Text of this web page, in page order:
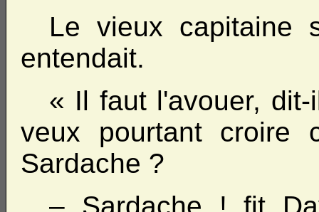
Le vieux capitaine
entendait.
« Il faut l'avouer,
veux pourtant
Sardache ?